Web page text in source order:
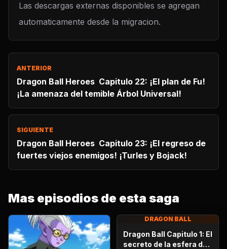
Las descargas externas disponibles se agregan
automaticamente desde la migracion.
ANTERIOR
Dragon Ball Heroes Capitulo 22: ¡El plan de Fu!
¡La amenaza del temible Árbol Universal!
SIGUIENTE
Dragon Ball Heroes Capitulo 23: ¡El regreso de
fuertes viejos enemigos! ¡Turles y Bojack!
Mas episodios de esta saga
DRAGON BALL
Dragon Ball Capitulo 1: El
secreto de la esfera del